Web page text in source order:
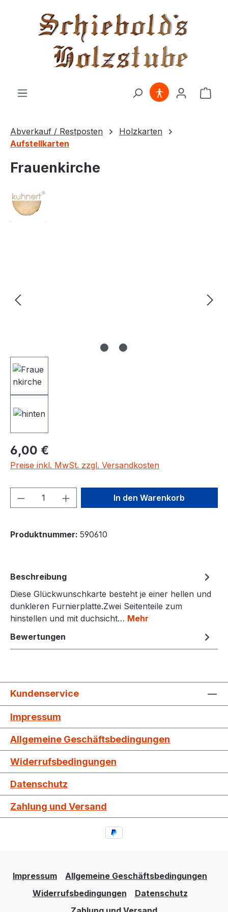
springen
Abverkauf / Restposten
Holzkarten
Aufstellkarten
Frauenkirche
6,00 €
Preise inkl. MwSt. zzgl. Versandkosten
Produkt Anzahl: Gib denIn den Warenkorb
Produktnummer: 590610
Beschreibung
Diese Glückwunschkarte besteht je einer hellen und
dunkleren Furnierplatte.Zwei Seitenteile zum
hinstellen und mit duchsicht… Mehr
Bewertungen
Kundenservice
Impressum
Allgemeine Geschäftsbedingungen
Widerrufsbedingungen
Datenschutz
Zahlung und Versand
Impressum
Allgemeine Geschäftsbedingungen
Widerrufsbedingungen
Datenschutz